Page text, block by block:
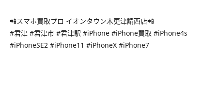
📲スマホ買取プロ イオンタウン木更津請西店📲
#君津 #君津市 #君津駅 #iPhone #iPhone買取 #iPhone4s
#iPhoneSE2 #iPhone11 #iPhoneX #iPhone7